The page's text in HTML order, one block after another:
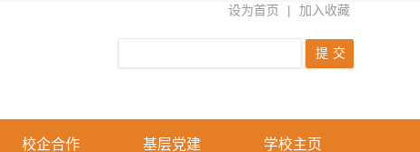
设为首页 | 加入收藏
校企合作 基层党建 学校主页